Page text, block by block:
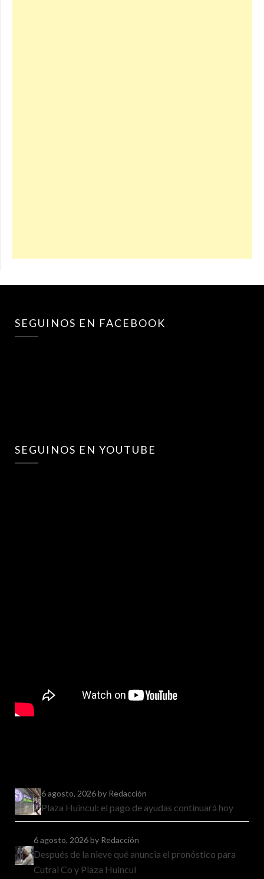
SEGUINOS EN FACEBOOK
SEGUINOS EN YOUTUBE
6 agosto, 2026by Redacción
Plaza Huincul: el pago de ayudas continuará hoy
6 agosto, 2026by Redacción
Después de la nieve qué anuncia el pronóstico para
Cutral Co y Plaza Huincul